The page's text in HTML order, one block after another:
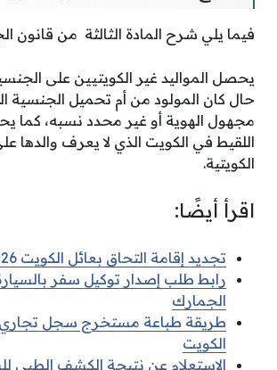
فيما يلي شرح المادة الثالثة من قانون
يحصل المواليد غير الكويتيين على
حال كان المولود من أم تحميل الجنسية
مجهول الهوية أو غير محدد نسبه، كما
اللقيط في الكويت الذي لا يعرف والدها
الكويتية.
اقرأ أيضًا:
تجديد إقامة التحاق بعائل الكويت 2026 أون لاين
رابط طلب إصدار توكيل سفر
الجمارك
طريقة طباعة مستخرج سجل تجاري
الكويت
الاستعلام عن نتيجة الكشف الطبي